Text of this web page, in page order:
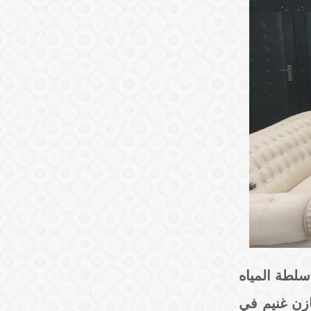
المياه
مازن غنيم في